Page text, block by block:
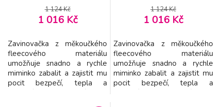
1 124 Kč
1 016 Kč
Zavinovačka z měkoučkého
fleecového materiálu
umožňuje snadno a rychle
miminko zabalit a zajistit mu
pocit bezpečí, tepla a
1 124 Kč
1 016 Kč
Zavinovačka z měkoučkého
fleecového materiálu
umožňuje snadno a rychle
miminko zabalit a zajistit mu
pocit bezpečí, tepla a